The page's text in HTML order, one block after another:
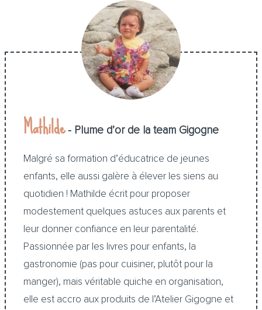
Mathilde- Plume d’or de la team Gigogne
Malgré sa formation d’éducatrice de jeunes
enfants, elle aussi galère à élever les siens au
quotidien ! Mathilde écrit pour proposer
modestement quelques astuces aux parents et
leur donner confiance en leur parentalité.
Passionnée par les livres pour enfants, la
gastronomie (pas pour cuisiner, plutôt pour la
manger), mais véritable quiche en organisation,
elle est accro aux produits de l’Atelier Gigogne et